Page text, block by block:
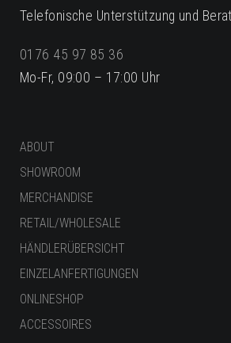
Telefonische Unterstützung und
0176 45 97 85 36
Mo-Fr, 09:00 – 17:00 Uhr
ABOUT
SHOWROOM
MERCHANDISE
RETAIL/WHOLESALE
HÄNDLERÜBERSICHT
EINZELANFERTIGUNGEN
ONLINESHOP
ACCESSOIRES